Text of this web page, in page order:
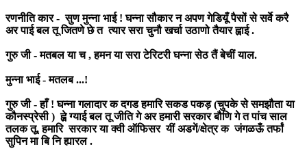
रणनीति कार - सुण मुन्ना भाई ! घन्ना सौकार न अपण गेडियूँ पैसों से सर्वे करै
अर पाई बल तू जितणे छे त त्यार सरा चुनौ खर्चा उठाणो तैयार ह्वाई .
गुरु जी - मतबल या च , हमन या सरा टेरिटरी घन्ना सेठ तैं बेचीं याल.
मुन्ना भाई - मतलब ...!
गुरु जी - हाँ ! घन्ना गलादार क दगड हमारि सकड पकड़ (चुपके से समझौता या
कौनस्प्रेसी ) ह्व़े ग्याई बल तू जीति गे अर हमारी सरकार बौणि गे त पांच साल
तलक तू, हमारि सरकार या क्वी ऑफिसर यीं अडगें/क्षेत्र क जंगळऊँ तर्फां
सुपिन मा बि नि ह्यारल .